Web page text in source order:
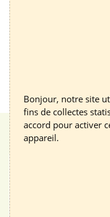
Bonjour, notre site
fins de collectes
accord pour activer
appareil.